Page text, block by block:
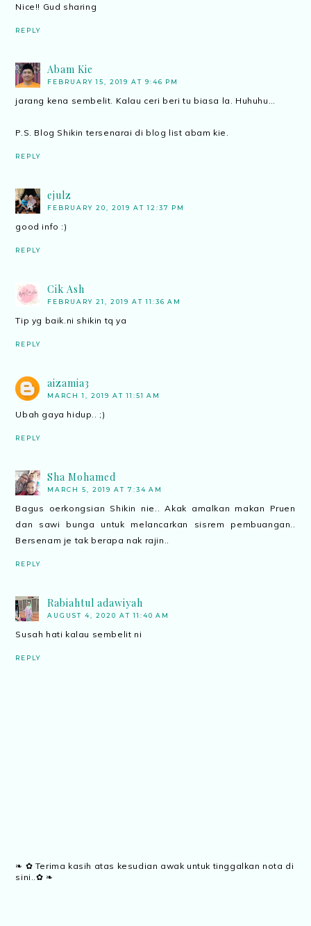
Nice!! Gud sharing
REPLY
Abam Kie
FEBRUARY 15, 2019 AT 9:46 PM
jarang kena sembelit. Kalau ceri beri tu biasa la. Huhuhu…
P.S. Blog Shikin tersenarai di blog list abam kie.
REPLY
ejulz
FEBRUARY 20, 2019 AT 12:37 PM
good info :)
REPLY
Cik Ash
FEBRUARY 21, 2019 AT 11:36 AM
Tip yg baik.ni shikin tq ya
REPLY
aizamia3
MARCH 1, 2019 AT 11:51 AM
Ubah gaya hidup.. ;)
REPLY
Sha Mohamed
MARCH 5, 2019 AT 7:34 AM
Bagus oerkongsian Shikin nie.. Akak amalkan makan Pruen
dan sawi bunga untuk melancarkan sisrem pembuangan..
Bersenam je tak berapa nak rajin..
REPLY
Rabiahtul adawiyah
AUGUST 4, 2020 AT 11:40 AM
Susah hati kalau sembelit ni
REPLY
❧ ✿ Terima kasih atas kesudian awak untuk tinggalkan nota di
sini..✿ ❧